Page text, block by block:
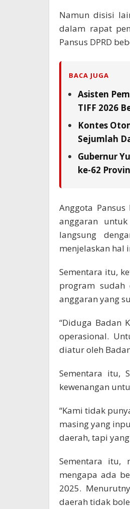
Namun disisi
dalam rapat
Pansus DPRD
BACA JUGA
Asisten
TIFF 2026
Kontes
Sejumlah
Gubernur
ke-62
Anggota
anggaran
langsung
menjelaskan hal
Sementara itu,
program sudah
anggaran yang
“Diduga Badan
operasional.
diatur oleh
Sementara itu,
kewenangan
“Kami tidak
masing yang
daerah, tapi
Sementara itu,
mengapa ada
2025.
daerah tidak